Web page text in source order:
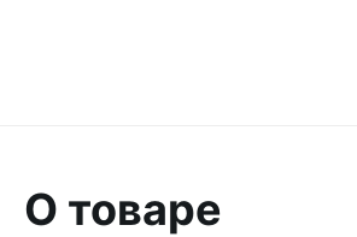
О товаре